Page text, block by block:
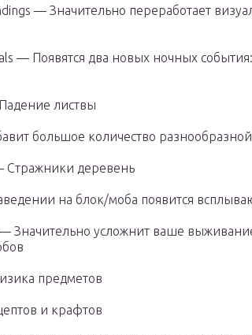
— Значительно переработает
— Появятся два новых ночных
листвы
большое количество
Стражники деревень
на блок/моба появится
Значительно усложнит ваше
предметов
и крафтов